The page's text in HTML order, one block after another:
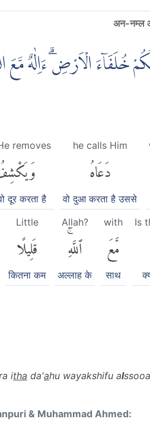
अन-नम्ल
الْاَرْضِۗ ءَاِلٰهٌ مَّعَ
he calls Him
دَعَاهُ
वो दुआ करता है उससे
removes
दूर करता है
Is
with
مَّعَ
साथ
Allah?
ٱللَّهِۚ
अल्लाह के
Little
قَلِيلًا
कितना कम
itha da'ahu wayakshifu al
& Muhammad Ahmed: